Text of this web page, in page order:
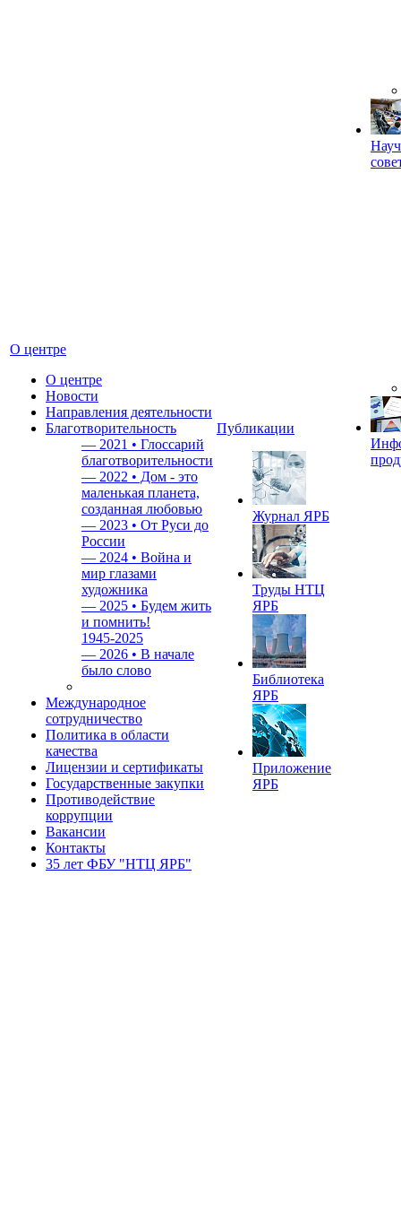
О центре
О центре
Новости
Направления деятельности
Благотворительность
— 2021 • Глоссарий
благотворительности
— 2022 • Дом - это
маленькая планета,
созданная любовью
— 2023 • От Руси до
России
— 2024 • Война и
мир глазами
художника
— 2025 • Будем жить
и помнить!
1945-2025
— 2026 • В начале
было слово
Международное
сотрудничество
Политика в области
качества
Лицензии и сертификаты
Государственные закупки
Противодействие
коррупции
Вакансии
Контакты
35 лет ФБУ "НТЦ ЯРБ"
Публикации
Журнал ЯРБ
Труды НТЦ
ЯРБ
Библиотека
ЯРБ
Приложение
ЯРБ